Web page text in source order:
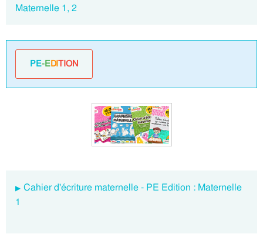
Maternelle 1, 2
PE-EDITION
Cahier d'écriture maternelle - PE Edition : Maternelle
1